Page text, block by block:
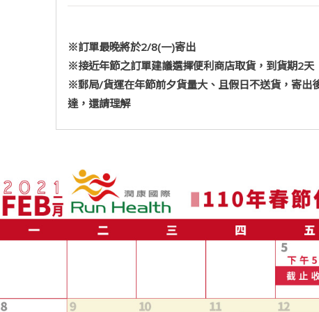
※訂單最晚將於2/8(一)寄出
※接近年節之訂單建議選擇便利商店取貨，到貨期2天
※郵局/貨運在年節前夕貨量大、且假日不送貨，寄出
達，還請理解